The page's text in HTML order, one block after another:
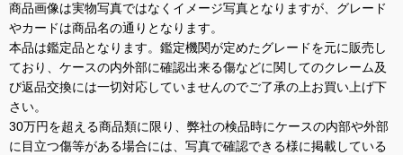
商品画像は実物写真ではなくイメージ写真となりますが、グレード
やカードは商品名の通りとなります。
本品は鑑定品となります。鑑定機関が定めたグレードを元に販売し
ており、ケースの内外部に確認出来る傷などに関してのクレーム及
び返品交換には一切対応していませんのでご了承の上お買い上げ下
さい。
30万円を超える商品類に限り、弊社の検品時にケースの内部や外部
に目立つ傷等がある場合には、写真で確認できる様に掲載している